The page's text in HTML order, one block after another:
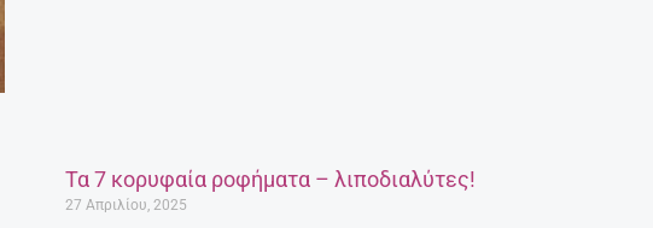
Τα 7 κορυφαία ροφήματα – λιποδιαλύτες!
27 Απριλίου, 2025